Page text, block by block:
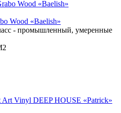
Wood «Baelish»
- промышленный, умеренные